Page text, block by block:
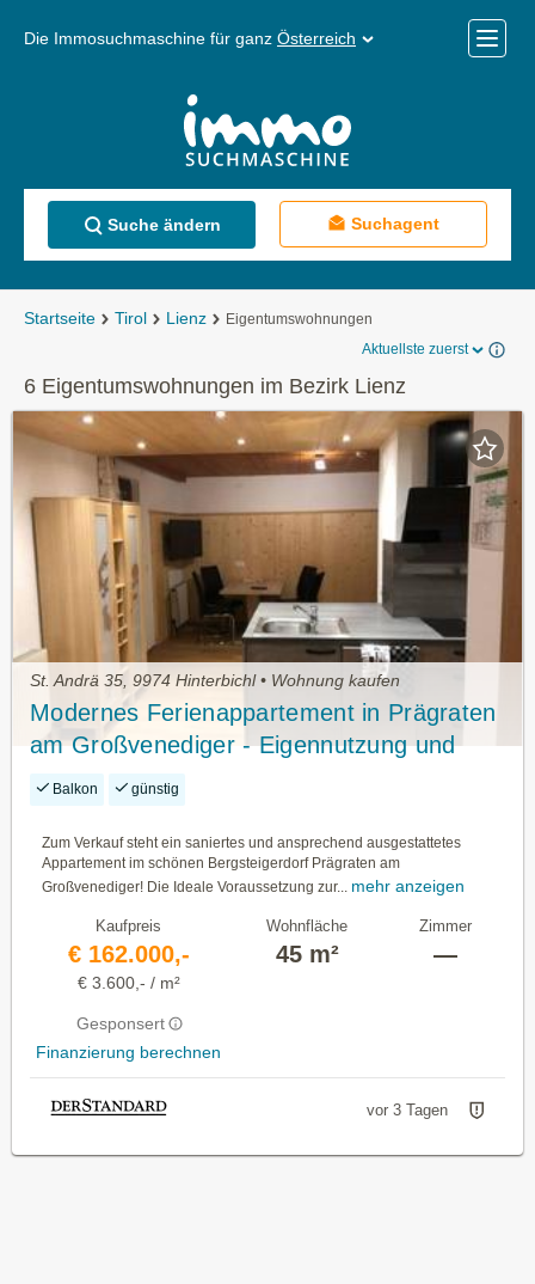
Die Immosuchmaschine für ganz Österreich
Menü
Suche ändern Suchagent
Startseite Tirol Lienz
Eigentumswohnungen
Aktuellste zuerst
6 Eigentumswohnungen im Bezirk Lienz
St. Andrä 35, 9974 Hinterbichl • Wohnung kaufen
Modernes Ferienappartement in Prägraten
am Großvenediger - Eigennutzung und
Perfekt zur Touristischen Vermietung
Balkon günstig
Zum Verkauf steht ein saniertes und ansprechend ausgestattetes
Appartement im schönen Bergsteigerdorf Prägraten am
Großvenediger! Die Ideale Voraussetzung zur...
mehr anzeigen
Kaufpreis
€ 162.000,-
€ 3.600,- / m²
Gesponsert
Finanzierung berechnen
Wohnfläche
45 m²
Zimmer
—
vor 3 Tagen